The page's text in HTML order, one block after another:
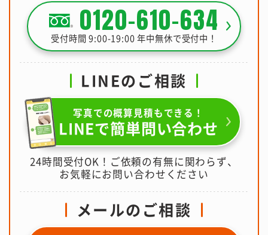
0120-610-634
受付時間 9:00-19:00 年中無休で受付中！
LINEのご相談
写真での概算見積もできる！
LINEで簡単問い合わせ
24時間受付OK！ご依頼の有無に関わらず、
お気軽にお問い合わせください
メールのご相談